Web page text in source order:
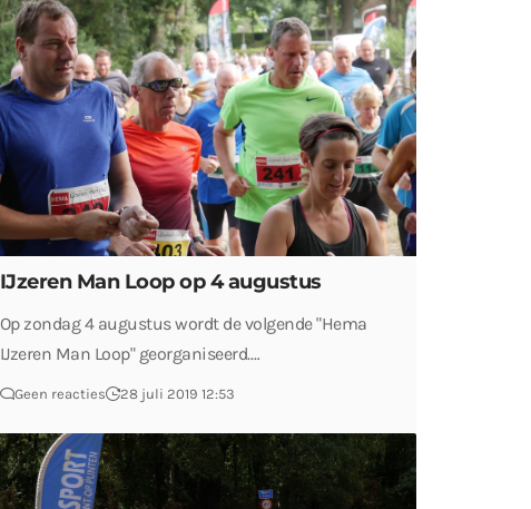
IJzeren Man Loop op 4 augustus
Op zondag 4 augustus wordt de volgende "Hema
IJzeren Man Loop" georganiseerd.…
Geen reacties 28 juli 2019 12:53